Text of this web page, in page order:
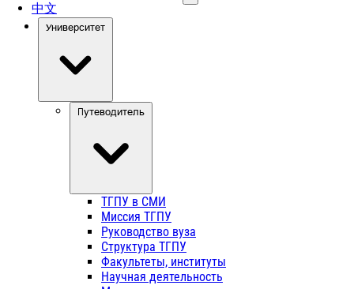
中文
Университет
Путеводитель
ТГПУ в СМИ
Миссия ТГПУ
Руководство вуза
Структура ТГПУ
Факультеты, институты
Научная деятельность